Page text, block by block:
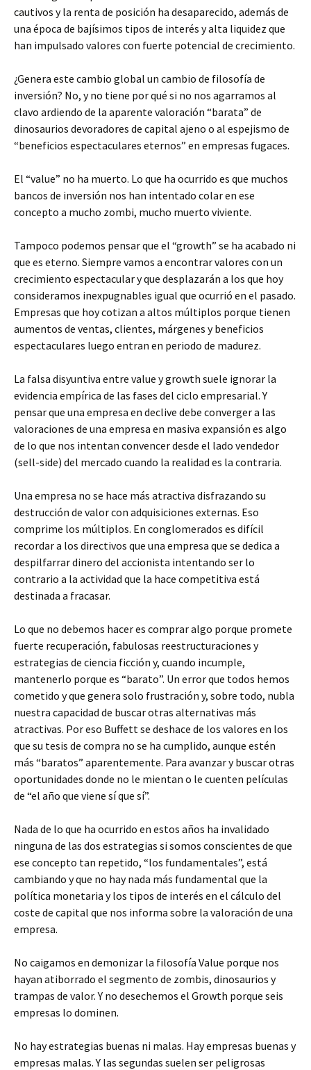
cautivos y la renta de posición ha desaparecido, además de
una época de bajísimos tipos de interés y alta liquidez que
han impulsado valores con fuerte potencial de crecimiento.
¿Genera este cambio global un cambio de filosofía de
inversión? No, y no tiene por qué si no nos agarramos al
clavo ardiendo de la aparente valoración “barata” de
dinosaurios devoradores de capital ajeno o al espejismo de
“beneficios espectaculares eternos” en empresas fugaces.
El “value” no ha muerto. Lo que ha ocurrido es que muchos
bancos de inversión nos han intentado colar en ese
concepto a mucho zombi, mucho muerto viviente.
Tampoco podemos pensar que el “growth” se ha acabado ni
que es eterno. Siempre vamos a encontrar valores con un
crecimiento espectacular y que desplazarán a los que hoy
consideramos inexpugnables igual que ocurrió en el pasado.
Empresas que hoy cotizan a altos múltiplos porque tienen
aumentos de ventas, clientes, márgenes y beneficios
espectaculares luego entran en periodo de madurez.
La falsa disyuntiva entre value y growth suele ignorar la
evidencia empírica de las fases del ciclo empresarial. Y
pensar que una empresa en declive debe converger a las
valoraciones de una empresa en masiva expansión es algo
de lo que nos intentan convencer desde el lado vendedor
(sell-side) del mercado cuando la realidad es la contraria.
Una empresa no se hace más atractiva disfrazando su
destrucción de valor con adquisiciones externas. Eso
comprime los múltiplos. En conglomerados es difícil
recordar a los directivos que una empresa que se dedica a
despilfarrar dinero del accionista intentando ser lo
contrario a la actividad que la hace competitiva está
destinada a fracasar.
Lo que no debemos hacer es comprar algo porque promete
fuerte recuperación, fabulosas reestructuraciones y
estrategias de ciencia ficción y, cuando incumple,
mantenerlo porque es “barato”. Un error que todos hemos
cometido y que genera solo frustración y, sobre todo, nubla
nuestra capacidad de buscar otras alternativas más
atractivas. Por eso Buffett se deshace de los valores en los
que su tesis de compra no se ha cumplido, aunque estén
más “baratos” aparentemente. Para avanzar y buscar otras
oportunidades donde no le mientan o le cuenten películas
de “el año que viene sí que sí”.
Nada de lo que ha ocurrido en estos años ha invalidado
ninguna de las dos estrategias si somos conscientes de que
ese concepto tan repetido, “los fundamentales”, está
cambiando y que no hay nada más fundamental que la
política monetaria y los tipos de interés en el cálculo del
coste de capital que nos informa sobre la valoración de una
empresa.
No caigamos en demonizar la filosofía Value porque nos
hayan atiborrado el segmento de zombis, dinosaurios y
trampas de valor. Y no desechemos el Growth porque seis
empresas lo dominen.
No hay estrategias buenas ni malas. Hay empresas buenas y
empresas malas. Y las segundas suelen ser peligrosas